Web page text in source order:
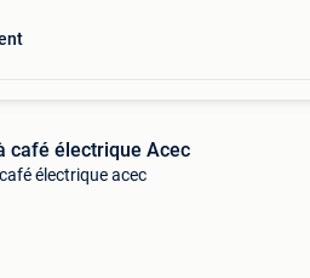
café électrique Acec
électrique acec